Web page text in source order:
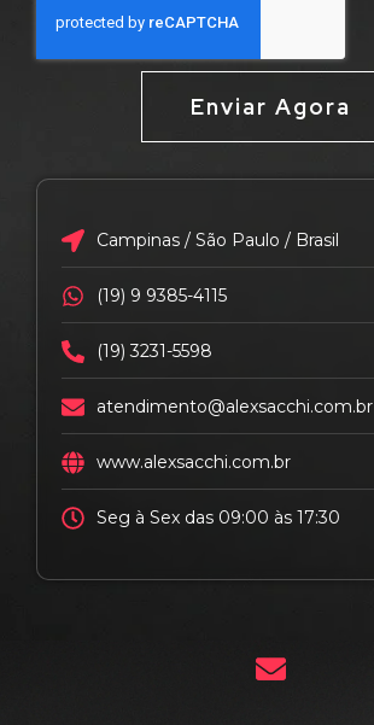
Enviar Agora
Campinas / São Paulo / Brasil
(19) 9 9385-4115
(19) 3231-5598
atendimento@alexsacchi.com.br
www.alexsacchi.com.br
Seg à Sex das 09:00 às 17:30